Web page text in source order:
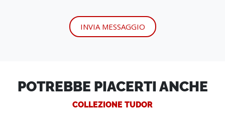
INVIA MESSAGGIO
POTREBBE PIACERTI ANCHE
COLLEZIONE TUDOR